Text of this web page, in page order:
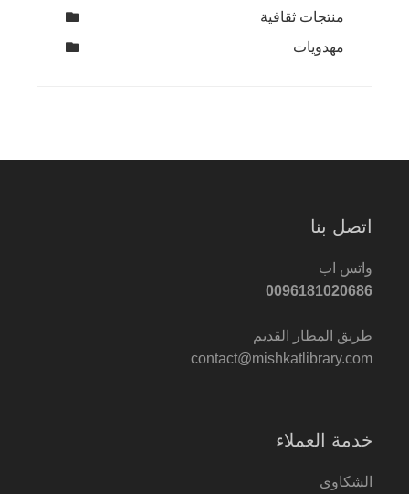
منتجات ثقافية
مهدويات
اتصل بنا
واتس اب
0096181020686
طريق المطار القديم
contact@mishkatlibrary.com
خدمة العملاء
الشكاوى